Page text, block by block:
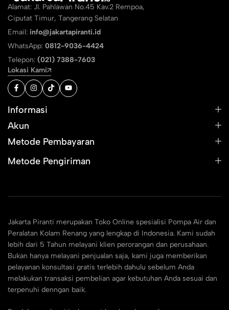
Alamat: Jl. Pahlawan No.45 Kav.2 Rempoa,
Ciputat Timur, Tangerang Selatan
Email: info@jakartapiranti.id
WhatsApp: 0812-9036-4424
Telepon: (021) 7388-7603
Lokasi Kami
Informasi
Akun
Metode Pembayaran
Metode Pengiriman
Jakarta Piranti merupakan Toko Online spesialisi Pompa Air dan
Peralatan Kolam Renang yang lengkap di Indonesia. Kami sudah
lebih dari 5 Tahun melayani klien perorangan dan perusahaan.
Bukan hanya melayani penjualan saja, kami juga memberikan
pelayanan konsultasi gratis terlebih dahulu sebelum Anda
melakukan transaksi pembelian agar kebutuhan Anda sesuai dan
terpenuhi denngan baik.